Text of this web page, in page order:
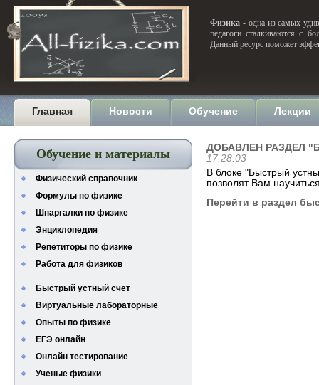
Физика - одна из самых
педагоги сталкиваются с
Данный ресурс поможет
Главная Новости Обучение Лекции
Обучение и материалы
Физический справочник
Формулы по физике
Шпаргалки по физике
Энциклопедия
Репетиторы по физике
Работа для физиков
Быстрый устный счет
Виртуальные лабораторные
Опыты по физике
ЕГЭ онлайн
Онлайн тестирование
Ученые физики
ДОБАВЛЕН РАЗДЕЛ
17:28:03
В блоке "Быстрый
позволят Вам
Перейти в раздел